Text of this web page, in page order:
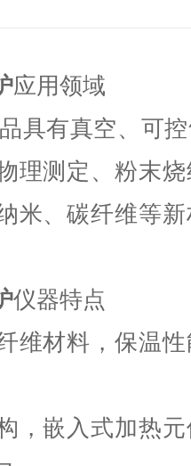
应用领域
具有真空、可
理测定、粉末
米、碳纤维等
仪器特点
维材料，保温
，嵌入式加热